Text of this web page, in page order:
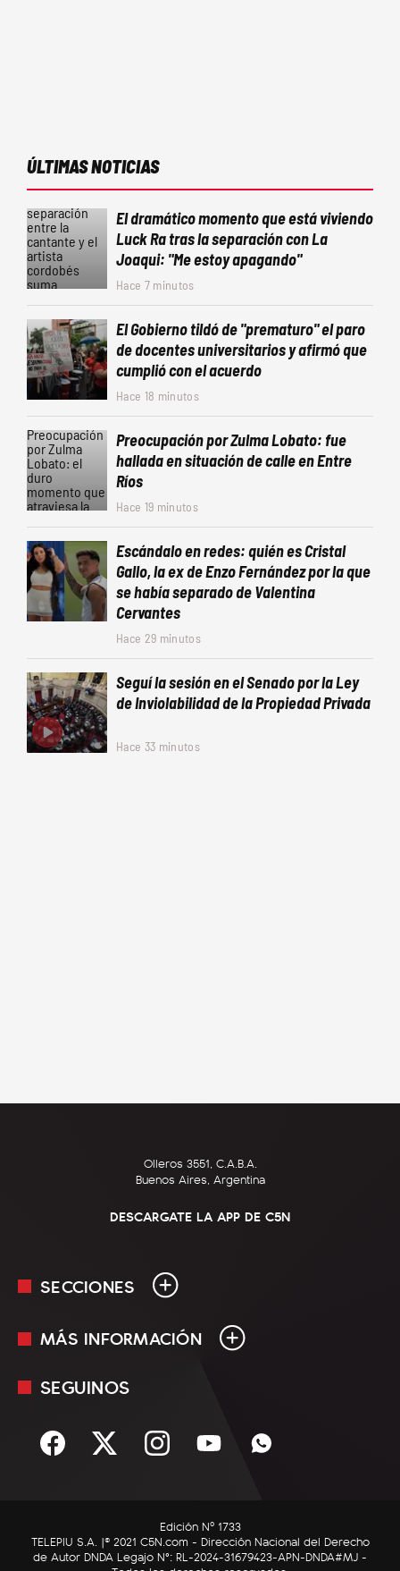
ÚLTIMAS NOTICIAS
El dramático momento que está viviendo
Luck Ra tras la separación con La
Joaqui: "Me estoy apagando"
Hace 7 minutos
El Gobierno tildó de "prematuro" el paro
de docentes universitarios y afirmó que
cumplió con el acuerdo
Hace 18 minutos
Preocupación por Zulma Lobato: fue
hallada en situación de calle en Entre
Ríos
Hace 19 minutos
Escándalo en redes: quién es Cristal
Gallo, la ex de Enzo Fernández por la que
se había separado de Valentina
Cervantes
Hace 29 minutos
Seguí la sesión en el Senado por la Ley
de Inviolabilidad de la Propiedad Privada
Hace 33 minutos
Olleros 3551, C.A.B.A.
Buenos Aires, Argentina
DESCARGATE LA APP DE C5N
SECCIONES
En Vivo
Sociedad
C5N Autos
RatingCero
MÁS INFORMACIÓN
Mediakit
Términos y condiciones
SEGUINOS
Edición Nº 1733
TELEPIU S.A. |© 2021 C5N.com - Dirección Nacional del Derecho
de Autor DNDA Legajo N°: RL-2024-31679423-APN-DNDA#MJ -